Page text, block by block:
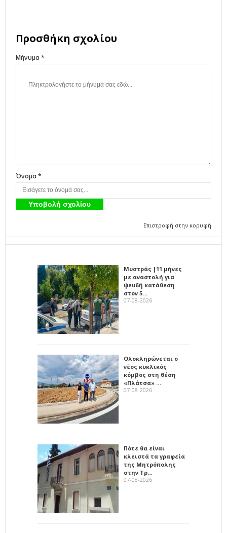
Προσθήκη σχολίου
Μήνυμα *
Όνομα *
Επιστροφή στην κορυφή
Μυστράς |11 μήνες
με αναστολή για
ψευδή κατάθεση
στον 5…
07-08-2026
Ολοκληρώνεται ο
νέος κυκλικός
κόμβος στη θέση
«Πλάτσα» …
07-08-2026
Πότε θα είναι
κλειστά τα γραφεία
της Μητρόπολης
στην Τρ…
07-08-2026